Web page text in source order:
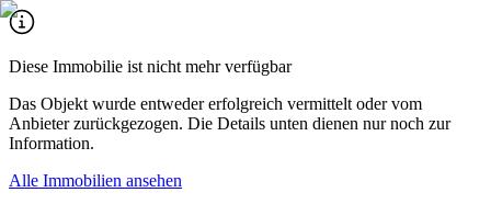
Diese Immobilie ist nicht mehr verfügbar
Das Objekt wurde entweder erfolgreich vermittelt oder vom
Anbieter zurückgezogen. Die Details unten dienen nur noch zur
Information.
Alle Immobilien ansehen